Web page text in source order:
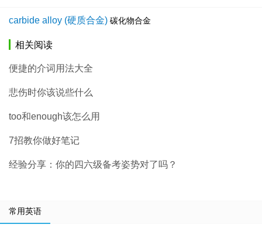
carbide alloy (硬质合金) 碳化物合金
相关阅读
便捷的介词用法大全
悲伤时你该说些什么
too和enough该怎么用
7招教你做好笔记
经验分享：你的四六级备考姿势对了吗？
常用英语